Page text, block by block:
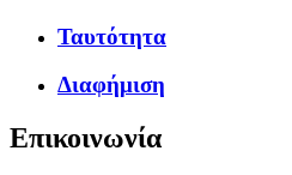
Ταυτότητα
Διαφήμιση
Επικοινωνία